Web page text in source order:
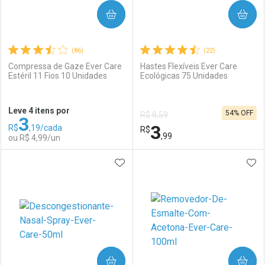
Comprar sem Desconto
Por R$ 8,47/cada
Comprar sem Desconto
Por R$ 8,47/cada
Comprar sem Desconto
Por R$ 2,87/cada
Comprar sem Desconto
Por R$ 2,87/cada
(86)
Compressa de Gaze Ever Care
Estéril 11 Fios 10 Unidades
Leve 4 itens por
R$3,19/cada
ou R$ 4,99/un
COMPRAR
Laboratório
Por Menos
(22)
Hastes Flexíveis Ever Care
Ecológicas 75 Unidades
R$ 8,59
R$3,99
54% OFF
COMPRAR
Laboratório
Por Menos
ADICIONAR AOS FAVORITOS
COMPRAR COMPRAR